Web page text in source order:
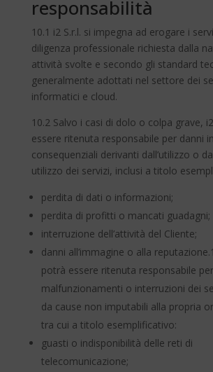
responsabilità
10.1 i2 S.r.l. si impegna ad erogare i
diligenza professionale richiesta dalla
attività svolte e secondo gli standard
generalmente adottati nel settore dei
informatici e cloud.
10.2 Salvo i casi di dolo o colpa grave,
essere ritenuta responsabile per danni
consequenziali derivanti dall’utilizzo o
utilizzo dei servizi, inclusi a titolo
perdita di dati o informazioni;
perdita di profitti o mancati guadagni;
interruzione dell’attività del Cliente;
danni all’immagine o alla
potrà essere ritenuta responsabile per
malfunzionamenti o interruzioni dei
da cause non imputabili alla propria
tra cui a titolo esemplificativo:
guasti o indisponibilità delle reti di
telecomunicazione;